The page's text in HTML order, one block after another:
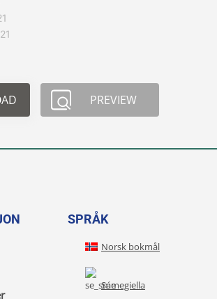
PREVIEW
SPRÅK
Norsk bokmål
Sámegiella